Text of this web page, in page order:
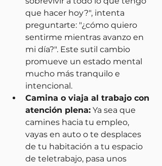
que hacer hoy?", intenta
preguntarte: "¿cómo quiero
sentirme mientras avanzo en
mi día?". Este sutil cambio
promueve un estado mental
mucho más tranquilo e
intencional.
Camina o viaja al trabajo con
atención plena: Ya sea que
camines hacia tu empleo,
vayas en auto o te desplaces
de tu habitación a tu espacio
de teletrabajo, pasa unos